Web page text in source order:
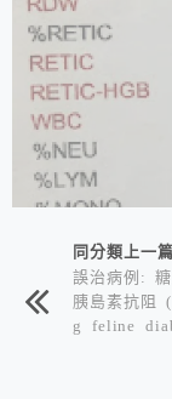
同分類上一篇
誤治病例:
胰島素抗阻
g feline